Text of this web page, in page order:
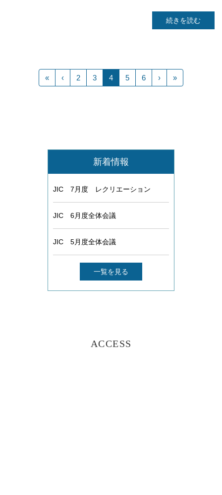
続きを読む
« ‹ 2 3 4 5 6 › »
新着情報
JIC 7月度 レクリエーション
JIC 6月度全体会議
JIC 5月度全体会議
一覧を見る
ACCESS